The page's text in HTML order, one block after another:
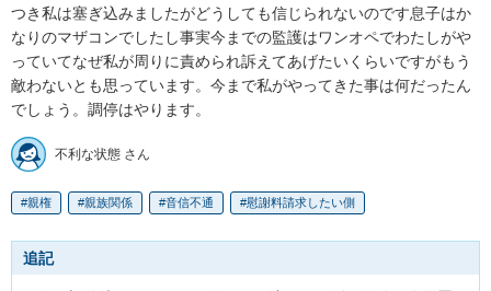
つき私は塞ぎ込みましたがどうしても信じられないのです息子はか
なりのマザコンでしたし事実今までの監護はワンオペでわたしがや
っていてなぜ私が周りに責められ訴えてあげたいくらいですがもう
敵わないとも思っています。今まで私がやってきた事は何だったん
でしょう。調停はやります。
不利な状態 さん
親権 親族関係 音信不通 慰謝料請求したい側
追記